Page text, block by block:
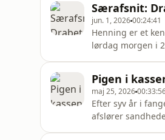
forretn
Særafsnit:
jun. 1, 202600:24:41
Henning er et
lørdag morgen i
afsnittet
Pigen i
maj 25, 2026
Efter syv år i
afslører